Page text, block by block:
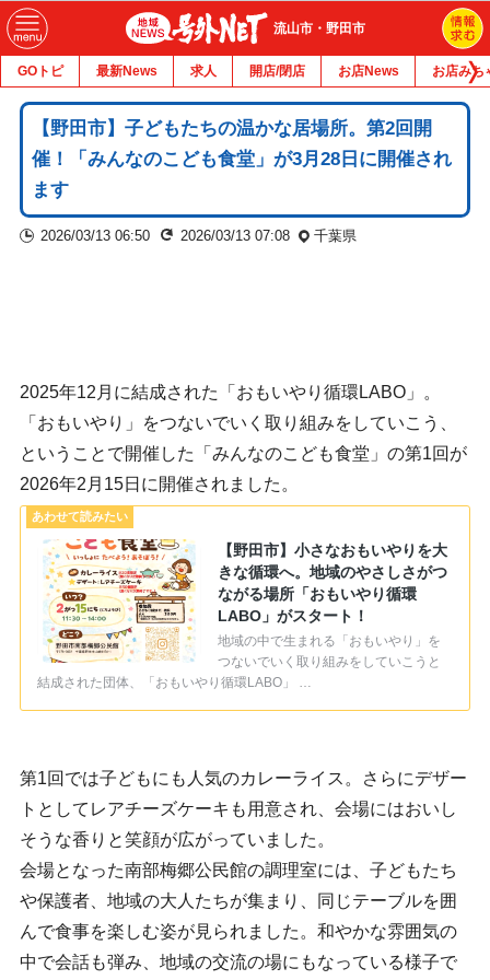
流山市・野田市
GOトピ 最新News 求人 開店/閉店 お店News お店みち
【野田市】子どもたちの温かな居場所。第2回開
催！「みんなのこども食堂」が3月28日に開催され
ます
2026/03/13 06:50 2026/03/13 07:08 千葉県
2025年12月に結成された「おもいやり循環LABO」。
「おもいやり」をつないでいく取り組みをしていこう、
ということで開催した「みんなのこども食堂」の第1回が
2026年2月15日に開催されました。
【野田市】小さなおもいやりを大
きな循環へ。地域のやさしさがつ
ながる場所「おもいやり循環
LABO」がスタート！
地域の中で生まれる「おもいやり」を
つないでいく取り組みをしていこうと
結成された団体、「おもいやり循環LABO」 …
第1回では子どもにも人気のカレーライス。さらにデザー
トとしてレアチーズケーキも用意され、会場にはおいし
そうな香りと笑顔が広がっていました。
会場となった南部梅郷公民館の調理室には、子どもたち
や保護者、地域の大人たちが集まり、同じテーブルを囲
んで食事を楽しむ姿が見られました。和やかな雰囲気の
中で会話も弾み、地域の交流の場にもなっている様子で